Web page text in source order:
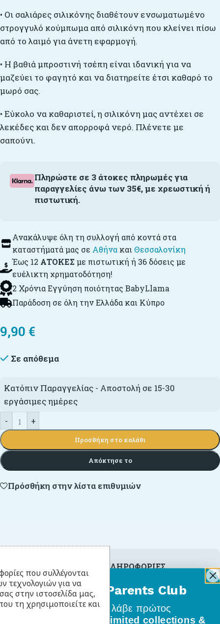
• Οι σαλιάρες σιλικόνης διαθέτουν ενσωματωμένο
στρογγυλό κούμπωμα από σιλικόνη που κλείνει πίσω
από το λαιμό για άνετη εφαρμογή.
• Η βαθιά μπροστινή τσέπη είναι ιδανική για να
μαζεύει το φαγητό και να διατηρείτε έτσι καθαρό το
μωρό σας.
• Εύκολο να καθαριστεί, η σιλικόνη μας αντέχει σε
λεκέδες και δεν απορροφά νερό. Πλένετε με
σαπούνι.
Πληρώστε σε 3 άτοκες πληρωμές για
παραγγελίες άνω των 35€, με χρεωστική ή
πιστωτική.
Ανακάλυψε όλη τη συλλογή από κοντά στα
καταστήματά μας σε Αθήνα και Θεσσαλονίκη
Έως 12 ΑΤΟΚΕΣ με πιστωτική ή 36 δόσεις με
ευέλικτη χρηματοδότηση!
2 Χρόνια Εγγύηση ποιότητας BabyLlama
Παράδοση σε όλη την Ελλάδα και Κύπρο
9,90 €
Σε απόθεμα
Κατόπιν Παραγγελίας - Αποστολή σε 15-30
εργάσιμες ημέρες
-
+
Προσθήκη στο καλάθι
Απόκτησε το
Πρόσθήκη στην λίστα επιθυμιών
ΕΠΙΠΛΈΟΝ ΠΛΗΡΟΦΟΡΊΕΣ
ΒΆΡΟΣ
που συλλέγονται
τεχνολογιών για να
στην ιστοσελίδα μας,
τη χρησιμοποιείτε και
BabyLlama Parents Club
Γίνε μέλοςκαι λάβε πρώτος
όλα τα νέα σχέδια, limited collections &